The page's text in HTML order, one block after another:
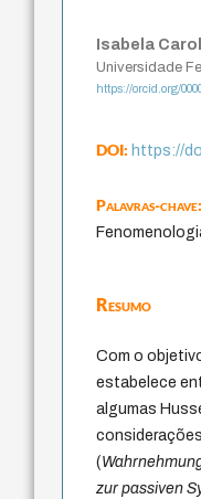
Isabela
Universidade
https://orcid.org/
DOI:https://
Palavras-
Resumo
Com o
estabelece
algumas
(
zur passiven